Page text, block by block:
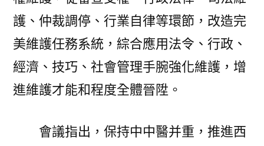
護、仲裁調停、行業自律等環節，改造完
美維護任務系統，綜合應用法令、行政、
經濟、技巧、社會管理手腕強化維護，增
進維護才能和程度全體晉陞。
會議指出，保持中中醫并重，推進西